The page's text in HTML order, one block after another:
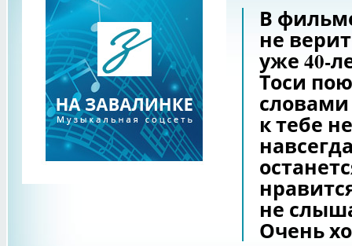
В
не
уже 40-
Тоси
к тебе
не
Очень хо